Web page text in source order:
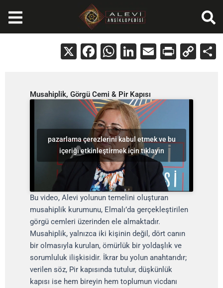
atla
X Facebook
WhatsApp
LinkedIn
EmailPrint
Musahiplik, Görgü Cemi & Pir Kapısı
pazarlama çerezlerini kabul etmek ve bu
içeriği etkinleştirmek için tıklayın
Bu video, Alevi yolunun temelini oluşturan
musahiplik kurumunu, Elmalı’da gerçekleştirilen
görgü cemleri üzerinden ele almaktadır.
Musahiplik, yalnızca iki kişinin değil, dört canın
bir olmasıyla kurulan, ömürlük bir yoldaşlık ve
sorumluluk ilişkisidir. İkrar bu yolun anahtarıdır;
verilen söz, Pir kapısında tutulur, düşkünlük
kapısı ise hem bireyin hem toplumun vicdanı